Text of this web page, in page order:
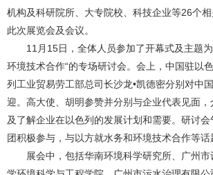
机构及科研院所、大专院校、科技企业等26个
此次展览会及会议。
11月15日，全体人员参加了开幕式及主题
环境技术合作“的专场研讨会。会上，中国驻以
列工业贸易劳工部总司长沙龙•凯德密分别对中
迎。高大使、胡明参赞并分别与企业代表见面
及了解企业在以色列的发展计划和需要。研讨
团积极参与，与以方就水务和环境技术合作等话
展会中，包括华南环境科学研究所、广州